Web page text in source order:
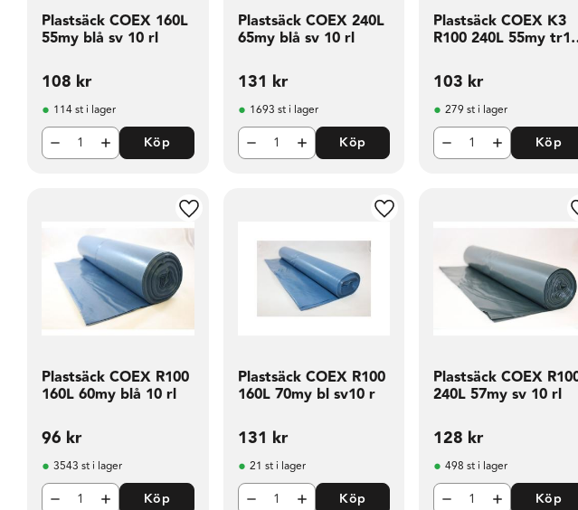
Plastsäck COEX 160L
55my blå sv 10 rl
108 kr
114 st i lager
Köp
Plastsäck COEX 240L
65my blå sv 10 rl
131 kr
1693 st i lager
Köp
Plastsäck COEX K3
R100 240L 55my
103 kr
279 st i lager
Köp
Plastsäck COEX R100
160L 60my blå 10 rl
96 kr
Lägg till i favoriter
3543 st i lager
Köp
Plastsäck COEX R100
160L 70my bl sv10 r
131 kr
Lägg till i favoriter
21 st i lager
Köp
Plastsäck COEX
240L 57my sv 10 rl
128 kr
498 st i lager
Köp